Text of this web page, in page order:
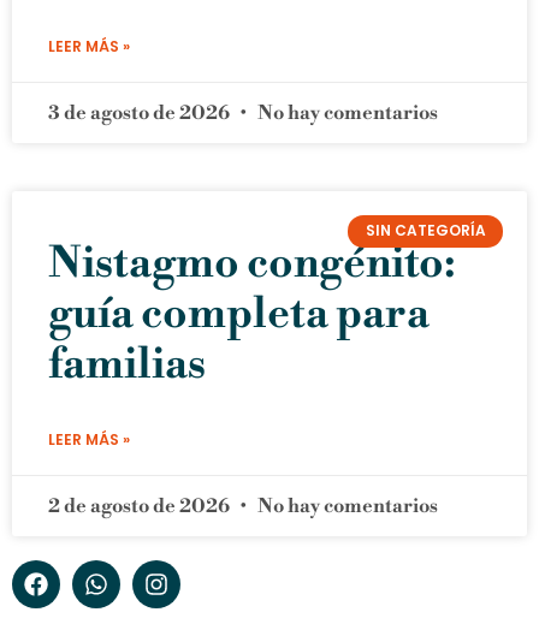
LEER MÁS »
3 de agosto de 2026 No hay comentarios
SIN CATEGORÍA
Nistagmo congénito:
guía completa para
familias
LEER MÁS »
2 de agosto de 2026 No hay comentarios